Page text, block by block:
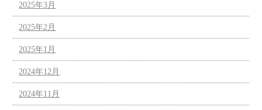
2025年3月
2025年2月
2025年1月
2024年12月
2024年11月